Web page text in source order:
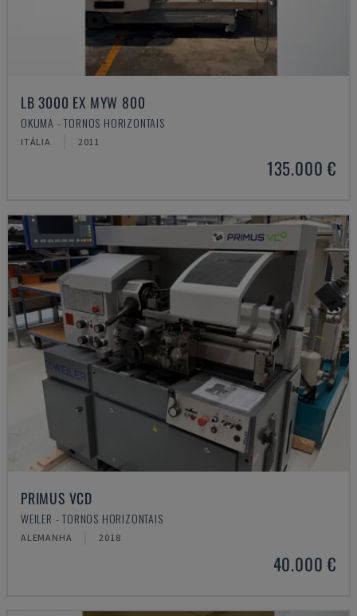
LB 3000 EX MYW 800
OKUMA - TORNOS HORIZONTAIS
ITÁLIA 2011
135.000 €
PRIMUS VCD
WEILER - TORNOS HORIZONTAIS
ALEMANHA 2018
40.000 €